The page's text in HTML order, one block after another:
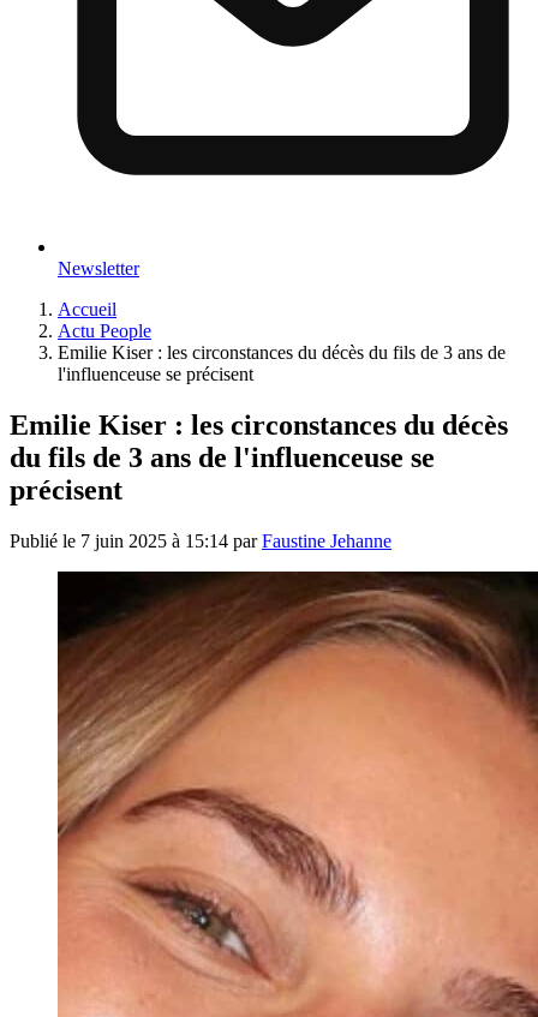
Newsletter
Accueil
Actu People
Emilie Kiser : les circonstances du décès du fils de 3 ans de
l'influenceuse se précisent
Emilie Kiser : les circonstances du décès
du fils de 3 ans de l'influenceuse se
précisent
Publié le 7 juin 2025 à 15:14 parFaustine Jehanne